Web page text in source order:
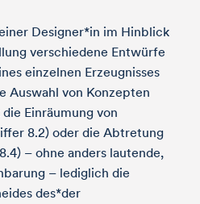
Designer*in im Hinblick
verschiedene Entwürfe
einzelnen Erzeugnisses
Auswahl von Konzepten
Einräumung von
8.2) oder die Abtretung
– ohne anders lautende,
– lediglich die
des*der